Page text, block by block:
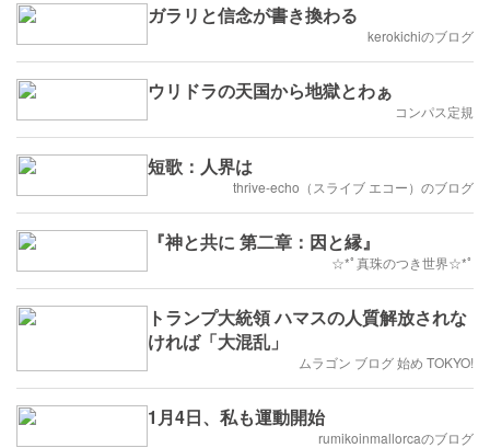
ガラリと信念が書き換わる
kerokichiのブログ
ウリドラの天国から地獄とわぁ
コンパス定規
短歌：人界は
thrive-echo（スライブ エコー）のブログ
『神と共に 第二章：因と縁』
☆*ﾟ真珠のつき世界☆*ﾟ
トランプ大統領 ハマスの人質解放されな
ければ「大混乱」
ムラゴン ブログ 始め TOKYO!
1月4日、私も運動開始
rumikoinmallorcaのブログ